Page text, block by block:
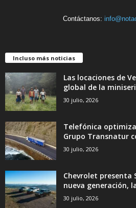
Contáctanos:
Incluso más noticias
Las locaciones de
global de la
30 julio, 2026
Telefónica
Grupo Transnatur
30 julio, 2026
Chevrolet presenta
nueva generación,
30 julio, 2026